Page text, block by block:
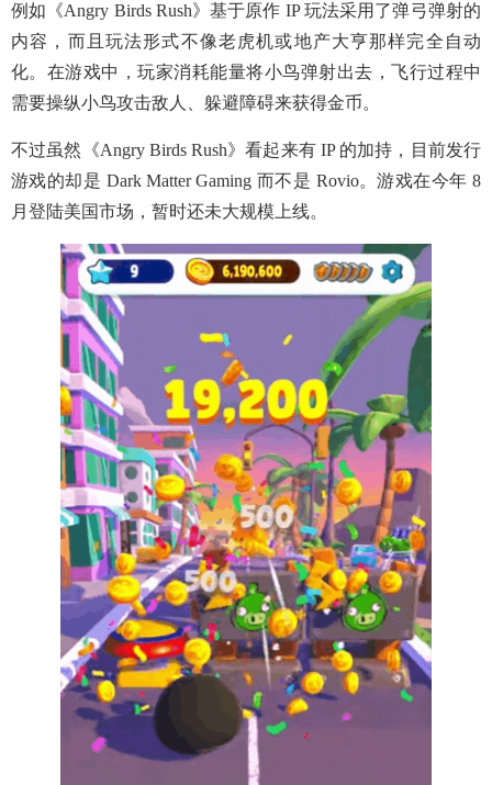
例如《Angry Birds Rush》基于原作 IP 玩法采用了弹弓弹射的
内容，而且玩法形式不像老虎机或地产大亨那样完全自动
化。在游戏中，玩家消耗能量将小鸟弹射出去，飞行过程中
需要操纵小鸟攻击敌人、躲避障碍来获得金币。
不过虽然《Angry Birds Rush》看起来有 IP 的加持，目前发行
游戏的却是 Dark Matter Gaming 而不是 Rovio。游戏在今年 8
月登陆美国市场，暂时还未大规模上线。